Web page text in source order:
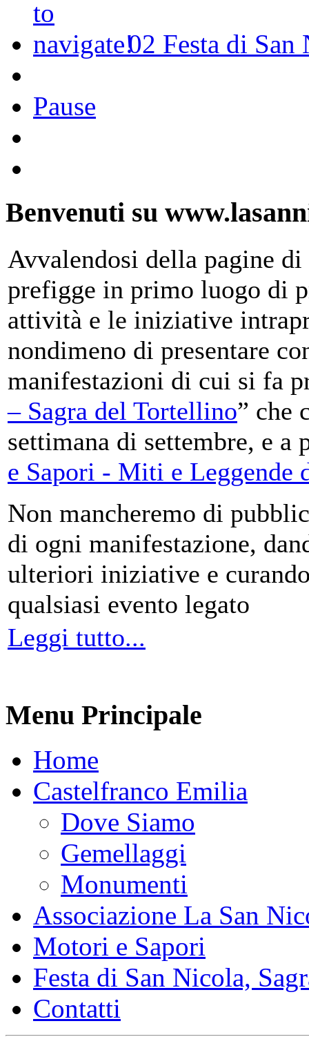
02 Festa di San
Pause
Benvenuti su
Avvalendosi della pagine
prefigge in primo luogo di
attività e le iniziative
nondimeno di presentare
manifestazioni di cui si fa
– Sagra del Tortellino” che
settimana di settembre, e a
e Sapori - Miti e Leggende
Non mancheremo di
di ogni manifestazione,
ulteriori iniziative e
qualsiasi evento legato
Leggi tutto...
Menu Principale
Home
Castelfranco Emilia
Dove Siamo
Gemellaggi
Monumenti
Associazione La San
Motori e Sapori
Festa di San Nicola,
Contatti